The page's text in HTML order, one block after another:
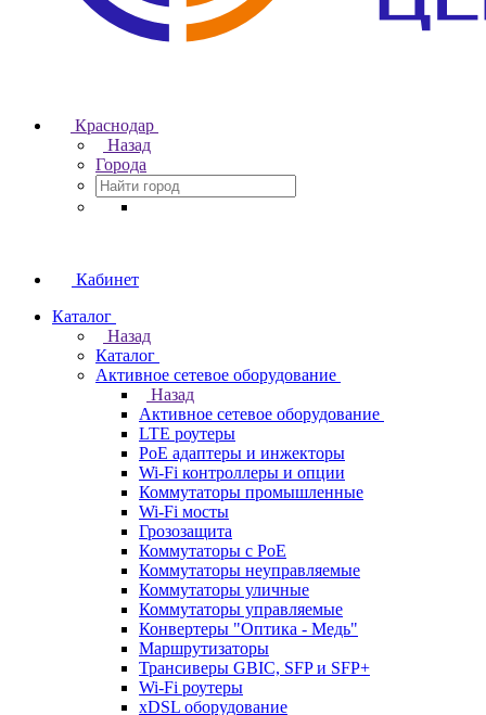
Краснодар
Назад
Города
Кабинет
Каталог
Назад
Каталог
Активное сетевое оборудование
Назад
Активное сетевое оборудование
LTE роутеры
PoE адаптеры и инжекторы
Wi-Fi контроллеры и опции
Коммутаторы промышленные
Wi-Fi мосты
Грозозащита
Коммутаторы c PoE
Коммутаторы неуправляемые
Коммутаторы уличные
Коммутаторы управляемые
Конвертеры "Оптика - Медь"
Маршрутизаторы
Трансиверы GBIC, SFP и SFP+
Wi-Fi роутеры
xDSL оборудование